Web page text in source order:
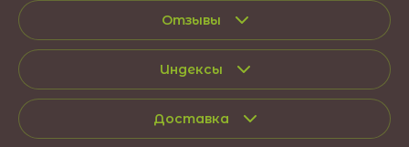
Отзывы
Индексы
Доставка